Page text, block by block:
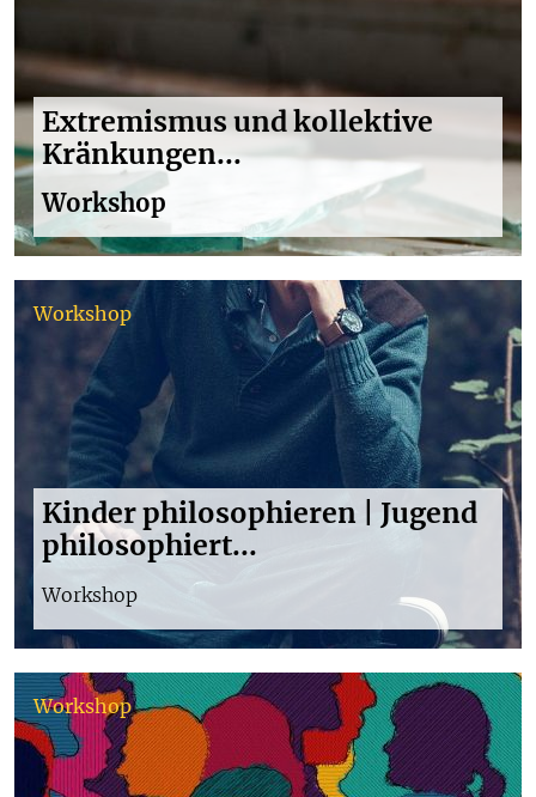
Extremismus und kollektive
Kränkungen...
Workshop
Workshop
Kinder philosophieren | Jugend
philosophiert...
Workshop
Workshop